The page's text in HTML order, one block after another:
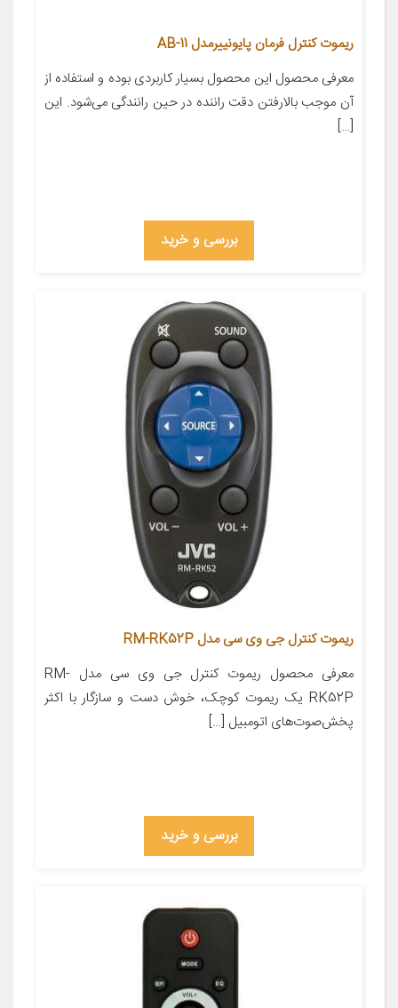
ریموت کنترل فرمان پایونییرمدل AB-11
معرفی محصول این محصول بسیار کاربردی بوده و استفاده از
آن موجب بالارفتن دقت راننده در حین رانندگی می‌شود. این
[…]
بررسی و خرید
ریموت کنترل جی وی سی مدل RM-RK52P
معرفی محصول ریموت کنترل جی وی سی مدل RM-
RK52P یک ریموت کوچک، خوش دست و سازگار با اکثر
پخش‌صوت‌های اتومبیل‌ […]
بررسی و خرید